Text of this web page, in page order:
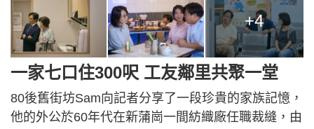
+4
一家七口住300呎 工友鄰里共聚一堂
80後舊街坊Sam向記者分享了一段珍貴的家族記憶，
他的外公於60年代在新蒲崗一間紡織廠任職裁縫，由